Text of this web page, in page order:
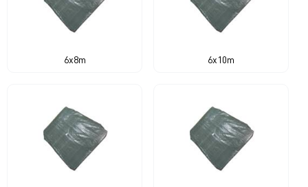
6x8m 6x10m